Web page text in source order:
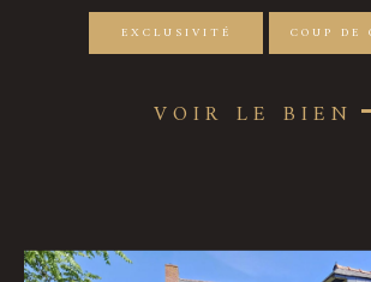
EXCLUSIVITÉ COUP DE
VOIR LE BIEN